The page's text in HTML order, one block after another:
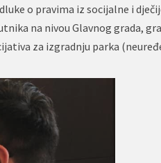
o pravima iz socijalne i
na nivou Glavnog grada,
za izgradnju parka